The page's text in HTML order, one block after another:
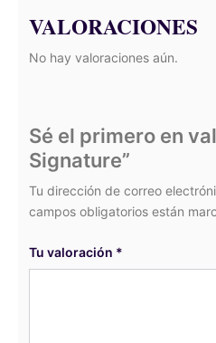
VALORACIONES
No hay valoraciones aún.
Sé el primero en
Signature”
Tu dirección de correo
campos obligatorios están
Tu valoración *